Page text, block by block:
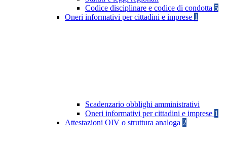
Codice disciplinare e codice di condotta 5
Oneri informativi per cittadini e imprese 1
Scadenzario obblighi amministrativi
Oneri informativi per cittadini e imprese 1
Attestazioni OIV o struttura analoga 2